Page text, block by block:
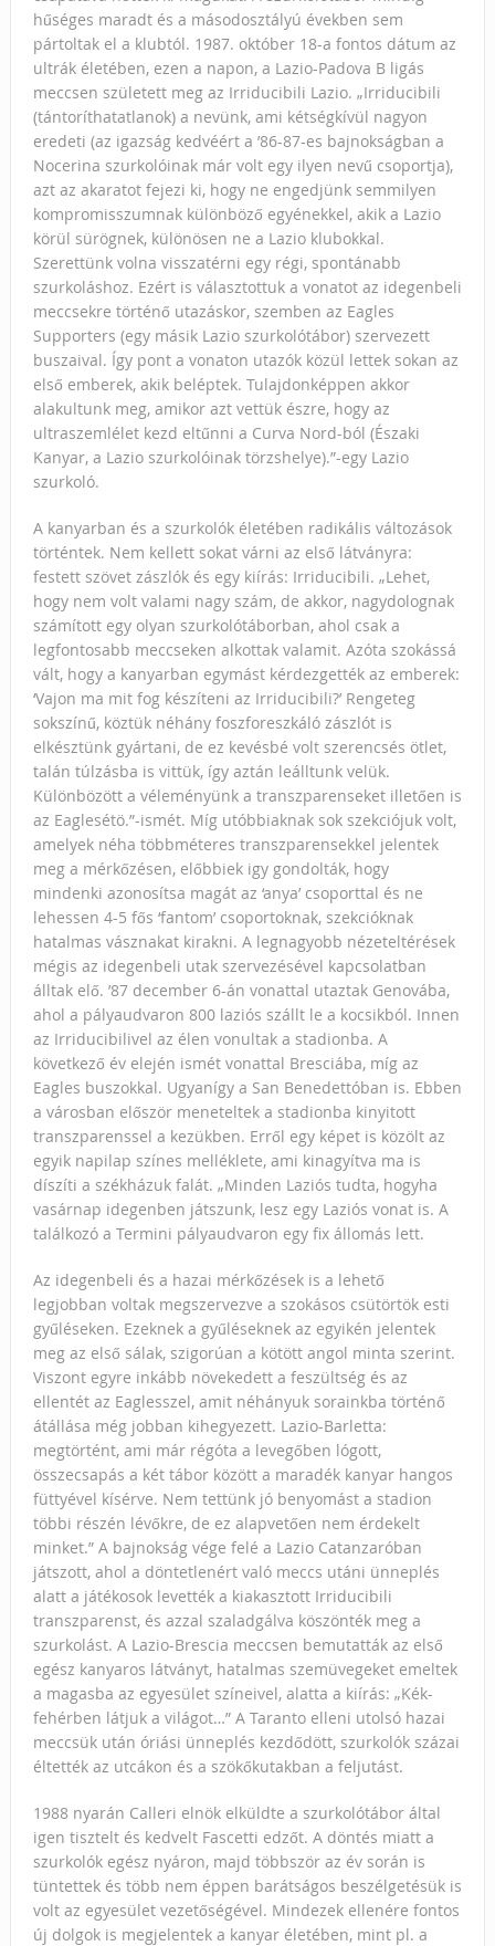
hűséges maradt és a másodosztályú években sem
pártoltak el a klubtól. 1987. október 18-a fontos dátum az
ultrák életében, ezen a napon, a Lazio-Padova B ligás
meccsen született meg az Irriducibili Lazio. „Irriducibili
(tántoríthatatlanok) a nevünk, ami kétségkívül nagyon
eredeti (az igazság kedvéért a ’86-87-es bajnokságban a
Nocerina szurkolóinak már volt egy ilyen nevű csoportja),
azt az akaratot fejezi ki, hogy ne engedjünk semmilyen
kompromisszumnak különböző egyénekkel, akik a Lazio
körül sürögnek, különösen ne a Lazio klubokkal.
Szerettünk volna visszatérni egy régi, spontánabb
szurkoláshoz. Ezért is választottuk a vonatot az idegenbeli
meccsekre történő utazáskor, szemben az Eagles
Supporters (egy másik Lazio szurkolótábor) szervezett
buszaival. Így pont a vonaton utazók közül lettek sokan az
első emberek, akik beléptek. Tulajdonképpen akkor
alakultunk meg, amikor azt vettük észre, hogy az
ultraszemlélet kezd eltűnni a Curva Nord-ból (Északi
Kanyar, a Lazio szurkolóinak törzshelye).”-egy Lazio
szurkoló.
A kanyarban és a szurkolók életében radikális változások
történtek. Nem kellett sokat várni az első látványra:
festett szövet zászlók és egy kiírás: Irriducibili. „Lehet,
hogy nem volt valami nagy szám, de akkor, nagydolognak
számított egy olyan szurkolótáborban, ahol csak a
legfontosabb meccseken alkottak valamit. Azóta szokássá
vált, hogy a kanyarban egymást kérdezgették az emberek:
‘Vajon ma mit fog készíteni az Irriducibili?’ Rengeteg
sokszínű, köztük néhány foszforeszkáló zászlót is
elkésztünk gyártani, de ez kevésbé volt szerencsés ötlet,
talán túlzásba is vittük, így aztán leálltunk velük.
Különbözött a véleményünk a transzparenseket illetően is
az Eaglesétö.”-ismét. Míg utóbbiaknak sok szekciójuk volt,
amelyek néha többméteres transzparensekkel jelentek
meg a mérkőzésen, előbbiek igy gondolták, hogy
mindenki azonosítsa magát az ‘anya’ csoporttal és ne
lehessen 4-5 fős ‘fantom’ csoportoknak, szekcióknak
hatalmas vásznakat kirakni. A legnagyobb nézeteltérések
mégis az idegenbeli utak szervezésével kapcsolatban
álltak elő. ’87 december 6-án vonattal utaztak Genovába,
ahol a pályaudvaron 800 laziós szállt le a kocsikból. Innen
az Irriducibilivel az élen vonultak a stadionba. A
következő év elején ismét vonattal Bresciába, míg az
Eagles buszokkal. Ugyanígy a San Benedettóban is. Ebben
a városban először meneteltek a stadionba kinyitott
transzparenssel a kezükben. Erről egy képet is közölt az
egyik napilap színes melléklete, ami kinagyítva ma is
díszíti a székházuk falát. „Minden Laziós tudta, hogyha
vasárnap idegenben játszunk, lesz egy Laziós vonat is. A
találkozó a Termini pályaudvaron egy fix állomás lett.
Az idegenbeli és a hazai mérkőzések is a lehető
legjobban voltak megszervezve a szokásos csütörtök esti
gyűléseken. Ezeknek a gyűléseknek az egyikén jelentek
meg az első sálak, szigorúan a kötött angol minta szerint.
Viszont egyre inkább növekedett a feszültség és az
ellentét az Eaglesszel, amit néhányuk sorainkba történő
átállása még jobban kihegyezett. Lazio-Barletta:
megtörtént, ami már régóta a levegőben lógott,
összecsapás a két tábor között a maradék kanyar hangos
füttyével kísérve. Nem tettünk jó benyomást a stadion
többi részén lévőkre, de ez alapvetően nem érdekelt
minket.” A bajnokság vége felé a Lazio Catanzaróban
játszott, ahol a döntetlenért való meccs utáni ünneplés
alatt a játékosok levették a kiakasztott Irriducibili
transzparenst, és azzal szaladgálva köszönték meg a
szurkolást. A Lazio-Brescia meccsen bemutatták az első
egész kanyaros látványt, hatalmas szemüvegeket emeltek
a magasba az egyesület színeivel, alatta a kiírás: „Kék-
fehérben látjuk a világot…” A Taranto elleni utolsó hazai
meccsük után óriási ünneplés kezdődött, szurkolók százai
éltették az utcákon és a szökőkutakban a feljutást.
1988 nyarán Calleri elnök elküldte a szurkolótábor által
igen tisztelt és kedvelt Fascetti edzőt. A döntés miatt a
szurkolók egész nyáron, majd többször az év során is
tüntettek és több nem éppen barátságos beszélgetésük is
volt az egyesület vezetőségével. Mindezek ellenére fontos
új dolgok is megjelentek a kanyar életében, mint pl. a